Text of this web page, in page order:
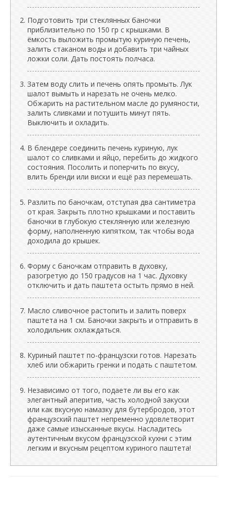
Подготовить три стеклянных баночки
приблизительно по 150 гр с крышками. В
ёмкость выложить промытую куриную печень,
залить стаканом воды и добавить три чайных
ложки соли. Дать постоять полчаса.
Затем воду слить и печень опять промыть. Лук
шалот вымыть и нарезать не очень мелко.
Обжарить на растительном масле до румяности,
залить сливками и потушить минут пять.
Выключить и охладить.
В блендере соединить печень куриную, лук
шалот со сливками и яйцо, перебить до жидкого
состояния. Посолить и поперчить по вкусу,
влить бренди или виски и ещё раз перемешать.
Разлить по баночкам, отступая два сантиметра
от края. Закрыть плотно крышками и поставить
баночки в глубокую стеклянную или железную
форму, наполненную кипятком, так чтобы вода
доходила до крышек.
Форму с баночкам отправить в духовку,
разогретую до 150 градусов на 1 час. Духовку
отключить и дать паштета остыть прямо в ней.
Масло сливочное растопить и залить поверх
паштета на 1 см. Баночки закрыть и отправить в
холодильник охлаждаться.
Куриный паштет по-французски готов. Нарезать
хлеб или обжарить гренки и подать с паштетом.
Независимо от того, подаете ли вы его как
элегантный аперитив, часть холодной закуски
или как вкусную намазку для бутербродов, этот
французский паштет непременно удовлетворит
даже самые изысканные вкусы. Насладитесь
аутентичным вкусом французской кухни с этим
легким и вкусным рецептом куриного паштета!